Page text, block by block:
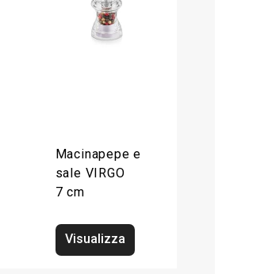
Macinapepe e
sale VIRGO
7 cm
Visualizza